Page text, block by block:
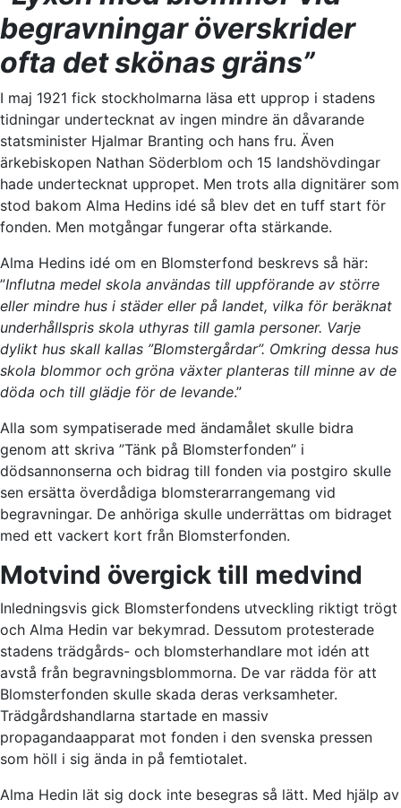
begravningar överskrider
ofta det skönas gräns”
I maj 1921 fick stockholmarna läsa ett upprop i stadens
tidningar undertecknat av ingen mindre än dåvarande
statsminister Hjalmar Branting och hans fru. Även
ärkebiskopen Nathan Söderblom och 15 landshövdingar
hade undertecknat uppropet. Men trots alla dignitärer som
stod bakom Alma Hedins idé så blev det en tuff start för
fonden. Men motgångar fungerar ofta stärkande.
Alma Hedins idé om en Blomsterfond beskrevs så här:
”Influtna medel skola användas till uppförande av större
eller mindre hus i städer eller på landet, vilka för beräknat
underhållspris skola uthyras till gamla personer. Varje
dylikt hus skall kallas ”Blomstergårdar”. Omkring dessa hus
skola blommor och gröna växter planteras till minne av de
döda och till glädje för de levande.”
Alla som sympatiserade med ändamålet skulle bidra
genom att skriva ”Tänk på Blomsterfonden” i
dödsannonserna och bidrag till fonden via postgiro skulle
sen ersätta överdådiga blomsterarrangemang vid
begravningar. De anhöriga skulle underrättas om bidraget
med ett vackert kort från Blomsterfonden.
Motvind övergick till medvind
Inledningsvis gick Blomsterfondens utveckling riktigt trögt
och Alma Hedin var bekymrad. Dessutom protesterade
stadens trädgårds- och blomsterhandlare mot idén att
avstå från begravningsblommorna. De var rädda för att
Blomsterfonden skulle skada deras verksamheter.
Trädgårdshandlarna startade en massiv
propagandaapparat mot fonden i den svenska pressen
som höll i sig ända in på femtiotalet.
Alma Hedin lät sig dock inte besegras så lätt. Med hjälp av